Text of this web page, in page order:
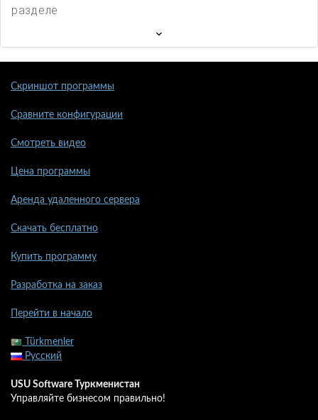
разделе
Скриншот программы
Сравните конфигурации
Смотреть видео
Цена программы
Аренда удаленного сервера
Скачать бесплатно
Купить программу
Разработка на заказ
Перейти в начало
Türkmenler
Русский
USU Software Туркменистан
Управляйте бизнесом правильно!